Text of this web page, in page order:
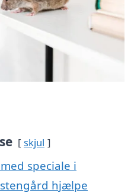
skjul
speciale i
hjælpe